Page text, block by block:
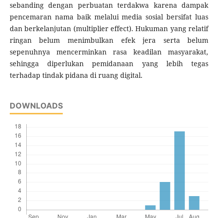
sebanding dengan perbuatan terdakwa karena dampak
pencemaran nama baik melalui media sosial bersifat luas
dan berkelanjutan (multiplier effect). Hukuman yang relatif
ringan belum menimbulkan efek jera serta belum
sepenuhnya mencerminkan rasa keadilan masyarakat,
sehingga diperlukan pemidanaan yang lebih tegas
terhadap tindak pidana di ruang digital.
DOWNLOADS